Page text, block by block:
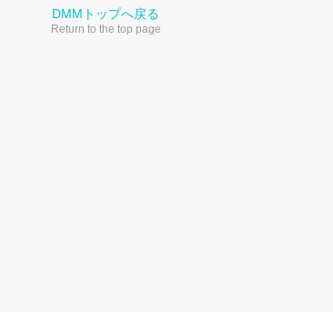
DMMトップへ戻る
Return to the top page